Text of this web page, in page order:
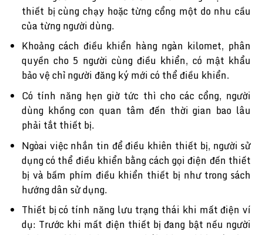
thiết bị cùng chạy hoặc từng cổng một do nhu cầu
của từng người dùng.
Khoảng cách điều khiển hàng ngàn kilomet, phân
quyền cho 5 người cùng điều khiển, có mật khẩu
bảo vệ chỉ người đăng ký mới có thể điều khiển.
Có tính năng hẹn giờ tức thì cho các cổng, người
dùng khồng con quan tâm đến thời gian bao lâu
phải tắt thiết bị.
Ngòai việc nhắn tin để điều khiên thiết bị, người sử
dụng có thể điều khiển bằng cách gọi điện đến thiết
bị và bấm phím điều khiển thiết bị như trong sách
hướng dân sử dụng.
Thiết bị có tính năng lưu trạng thái khi mất điện ví
dụ: Trước khi mất điện thiết bị đang bật nếu người